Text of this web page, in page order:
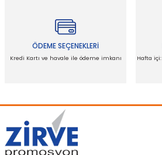
Bu ürüne benzer farklı alternatifler
ÖDEME SEÇENEKLERİ
Kredi Kartı ve havale ile ödeme imkanı Hafta